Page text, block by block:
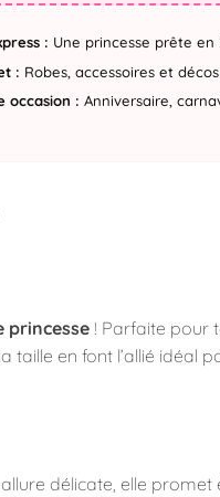
: Une princesse prête en
: Robes, accessoires et
occasion : Anniversaire,
princesse! Parfaite pour
en font l’allié idéal
délicate, elle